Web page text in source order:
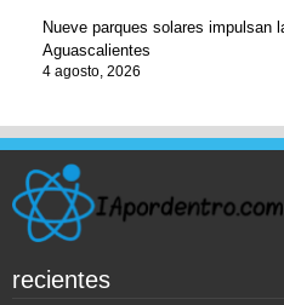
Nueve parques solares impulsan
Aguascalientes
4 agosto, 2026
recientes